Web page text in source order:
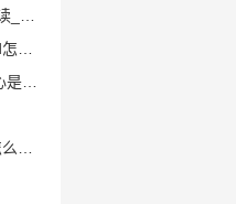
在线一对一教学平台的技术核心是什么？